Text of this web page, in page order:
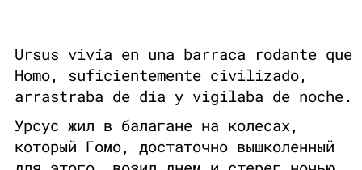
Ursus vivía en una barraca rodante que
Homo, suficientemente civilizado,
arrastraba de día y vigilaba de noche.
Урсус жил в балагане на колесах,
который Гомо, достаточно вышколенный